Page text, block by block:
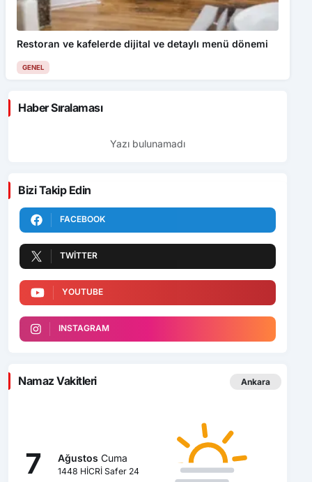
Restoran ve kafelerde dijital ve detaylı menü dönemi
GENEL
Haber Sıralaması
Yazı bulunamadı
Bizi Takip Edin
FACEBOOK
TWITTER
YOUTUBE
INSTAGRAM
Namaz Vakitleri Ankara
7 Ağustos Cuma
1448 HİCRİ Safer 24